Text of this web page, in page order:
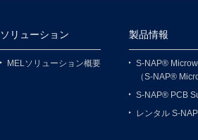
ソリューション
MELソリューション概要
製品情報
S-NAP®
（S-NAP®
S-NAP® PCB
レンタル S-